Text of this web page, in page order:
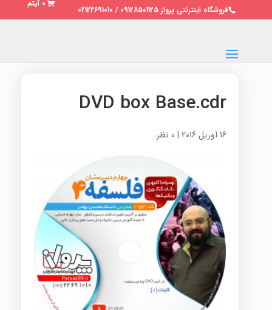
فروشگاه اینترنتی پرواز 09128501125 / 02122691010
0 آیتم
DVD box Base.cdr
16 آوریل 2016 | 0 نظر